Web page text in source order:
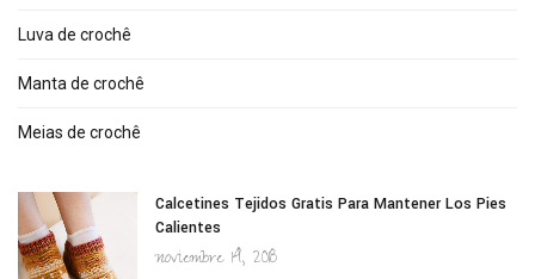
Luva de crochê
Manta de crochê
Meias de crochê
Calcetines Tejidos Gratis Para Mantener Los Pies
Calientes
noviembre 14, 2018